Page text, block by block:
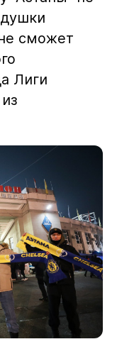
сможет
Лиги